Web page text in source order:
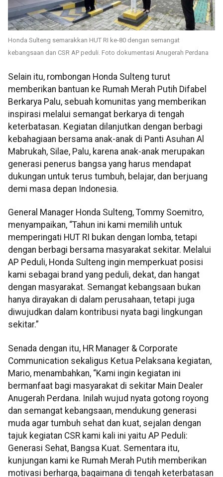
Honda Sulteng semarakkan HUT RI ke-80 dengan semangat
kebangsaan dan CSR AP peduli. Foto dokumentasi Anugerah Perdana
Selain itu, rombongan Honda Sulteng turut
memberikan bantuan ke Rumah Merah Putih Difabel
Berkarya Palu, sebuah komunitas yang memberikan
inspirasi melalui semangat berkarya di tengah
keterbatasan. Kegiatan dilanjutkan dengan berbagi
kebahagiaan bersama anak-anak di Panti Asuhan Al
Mabrukah, Silae, Palu, karena anak-anak merupakan
generasi penerus bangsa yang harus mendapat
dukungan untuk terus tumbuh, belajar, dan berjuang
demi masa depan Indonesia.
General Manager Honda Sulteng, Tommy Soemitro,
menyampaikan, “Tahun ini kami memilih untuk
memperingati HUT RI bukan dengan lomba, tetapi
dengan berbagi bersama masyarakat sekitar. Melalui
AP Peduli, Honda Sulteng ingin memperkuat posisi
kami sebagai brand yang peduli, dekat, dan hangat
dengan masyarakat. Semangat kebangsaan bukan
hanya dirayakan di dalam perusahaan, tetapi juga
diwujudkan dalam kontribusi nyata bagi lingkungan
sekitar.”
Senada dengan itu, HR Manager & Corporate
Communication sekaligus Ketua Pelaksana kegiatan,
Mario, menambahkan, “Kami ingin kegiatan ini
bermanfaat bagi masyarakat di sekitar Main Dealer
Anugerah Perdana. Inilah wujud nyata gotong royong
dan semangat kebangsaan, mendukung generasi
muda agar tumbuh sehat dan kuat, sejalan dengan
tajuk kegiatan CSR kami kali ini yaitu AP Peduli:
Generasi Sehat, Bangsa Kuat. Sementara itu,
kunjungan kami ke Rumah Merah Putih memberikan
motivasi berharga, bagaimana di tengah keterbatasan